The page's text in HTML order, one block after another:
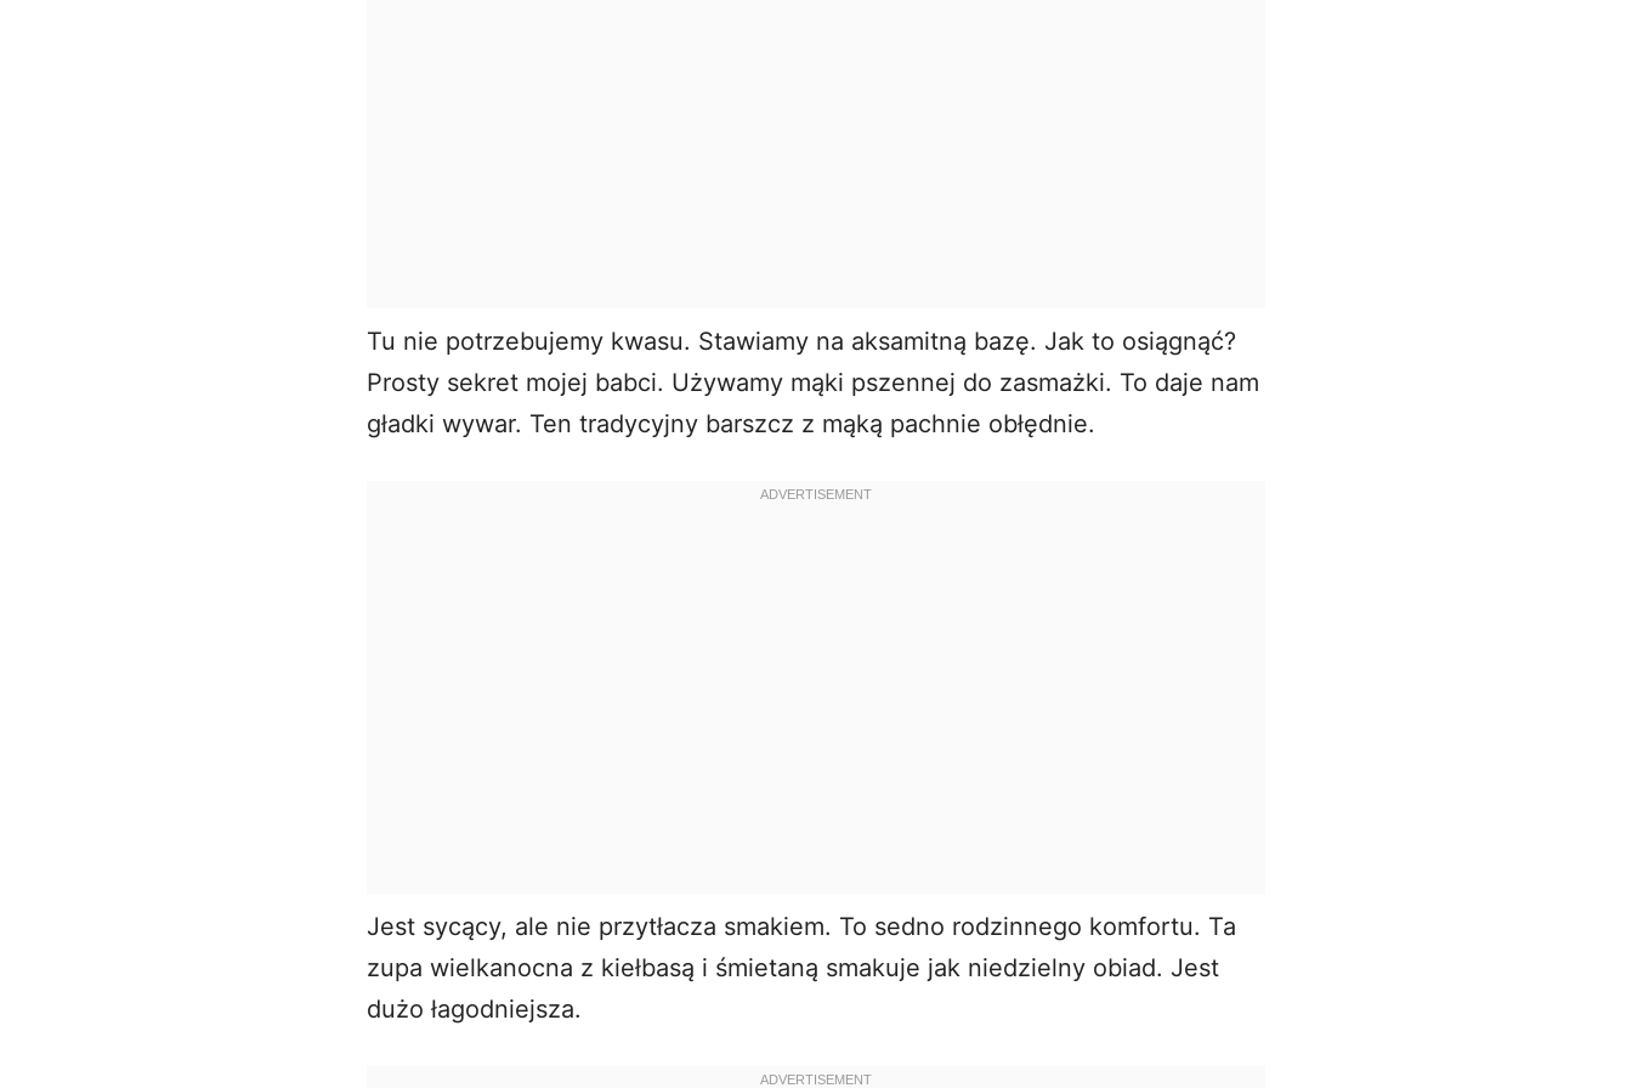
Tu nie potrzebujemy kwasu. Stawiamy na aksamitną bazę. Jak to osiągnąć?
Prosty sekret mojej babci. Używamy mąki pszennej do zasmażki. To daje nam
gładki wywar. Ten tradycyjny barszcz z mąką pachnie obłędnie.
Jest sycący, ale nie przytłacza smakiem. To sedno rodzinnego komfortu. Ta
zupa wielkanocna z kiełbasą i śmietaną smakuje jak niedzielny obiad. Jest
dużo łagodniejsza.